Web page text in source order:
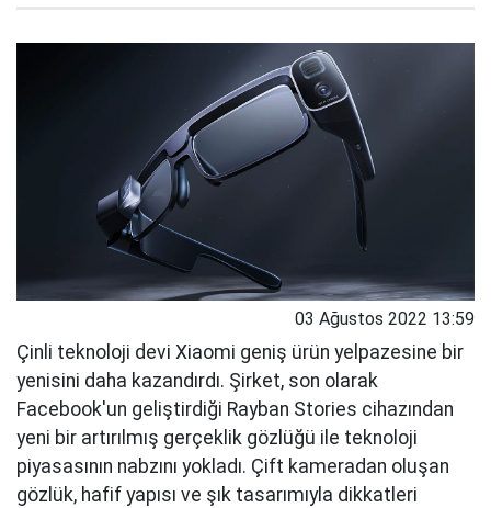
03 Ağustos 2022 13:59
Çinli teknoloji devi Xiaomi geniş ürün yelpazesine bir
yenisini daha kazandırdı. Şirket, son olarak
Facebook'un geliştirdiği Rayban Stories cihazından
yeni bir artırılmış gerçeklik gözlüğü ile teknoloji
piyasasının nabzını yokladı. Çift kameradan oluşan
gözlük, hafif yapısı ve şık tasarımıyla dikkatleri